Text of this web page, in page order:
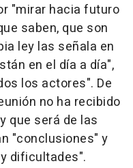
"mirar hacia futuro
saben, que son
ley las señala en
en el día a día",
los actores". De
no ha recibido
que será de las
"conclusiones" y
dificultades".